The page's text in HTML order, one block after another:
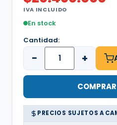
IVA INCLUIDO
En stock
Cantidad:
− +
PRECIOS SUJETOS A